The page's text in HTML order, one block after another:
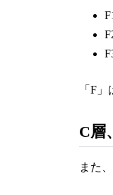
「F
C層
また